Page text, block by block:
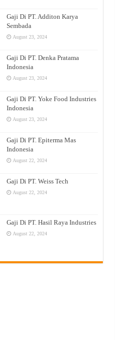
Gaji Di PT. Additon Karya
Sembada
August 23, 2024
Gaji Di PT. Denka Pratama
Indonesia
August 23, 2024
Gaji Di PT. Yoke Food Industries
Indonesia
August 23, 2024
Gaji Di PT. Epiterma Mas
Indonesia
August 22, 2024
Gaji Di PT. Weiss Tech
August 22, 2024
Gaji Di PT. Hasil Raya Industries
August 22, 2024